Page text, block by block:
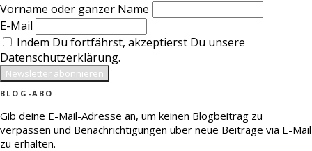
Vorname oder ganzer Name
E-Mail
Indem Du fortfährst, akzeptierst Du unsere
Datenschutzerklärung.
BLOG-ABO
Gib deine E-Mail-Adresse an, um keinen Blogbeitrag zu
verpassen und Benachrichtigungen über neue Beiträge via E-Mail
zu erhalten.